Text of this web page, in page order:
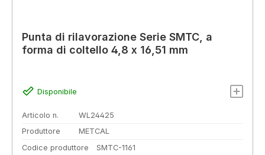
Punta di rilavorazione Serie SMTC, a
forma di coltello 4,8 x 16,51 mm
Disponibile
Articolo n.
WL24425
Produttore
METCAL
Codice produttore
SMTC-1161